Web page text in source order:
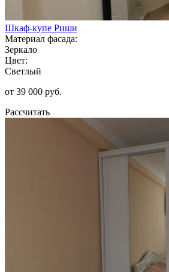
Шкаф-купе Риши
Материал фасада:
Зеркало
Цвет:
Светлый
от 39 000 руб.
Рассчитать